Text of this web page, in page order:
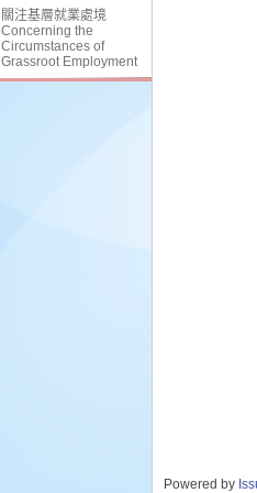
關注基層就業處境
Concerning the
Circumstances of
Grassroot Employment
Powered by